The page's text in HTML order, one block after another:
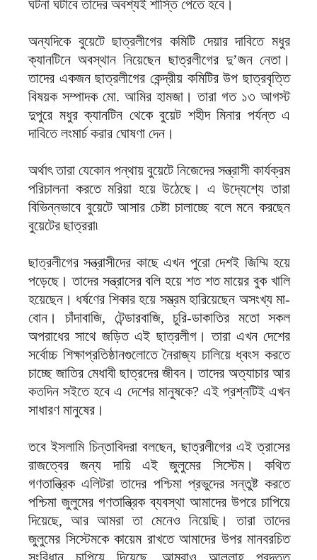
ঘটনা ঘটাবে তাদের অবশ্যই শাস্তি পেতে হবে।
অন্যদিকে বুয়েটে ছাত্রলীগের কমিটি দেয়ার দাবিতে মধুর
ক্যানটিনে অবস্থান নিয়েছেন ছাত্রলীগের দু’জন নেতা।
তাদের একজন ছাত্রলীগের কেন্দ্রীয় কমিটির উপ ছাত্রবৃত্তি
বিষয়ক সম্পাদক মো. আমির হামজা। তারা গত ১৩ আগস্ট
দুপুরে মধুর ক্যানটিন থেকে বুয়েট শহীদ মিনার পর্যন্ত এ
দাবিতে লংমার্চ করার ঘোষণা দেন।
অর্থাৎ তারা যেকোন পন্থায় বুয়েটে নিজেদের সন্ত্রাসী কার্যক্রম
পরিচালনা করতে মরিয়া হয়ে উঠেছে। এ উদ্যেশ্যে তারা
বিভিন্নভাবে বুয়েটে আসার চেষ্টা চালাচ্ছে বলে মনে করছেন
বুয়েটের ছাত্ররা৷
ছাত্রলীগের সন্ত্রাসীদের কাছে এখন পুরো দেশই জিম্মি হয়ে
পড়েছে। তাদের সন্ত্রাসের বলি হয়ে শত শত মায়ের বুক খালি
হয়েছেন। ধর্ষণের শিকার হয়ে সম্ভ্রম হারিয়েছেন অসংখ্য মা-
বোন। চাঁদাবাজি, টেন্ডারবাজি, চুরি-ডাকাতির মতো সকল
অপরাধের সাথে জড়িত এই ছাত্রলীগ। তারা এখন দেশের
সর্বোচ্চ শিক্ষাপ্রতিষ্ঠানগুলোতে নৈরাজ্য চালিয়ে ধ্বংস করতে
চাচ্ছে জাতির মেধাবী ছাত্রদের জীবন। তাদের অত্যাচার আর
কতদিন সইতে হবে এ দেশের মানুষকে? এই প্রশ্নটিই এখন
সাধারণ মানুষের।
তবে ইসলামি চিন্তাবিদরা বলছেন, ছাত্রলীগের এই ত্রাসের
রাজত্বের জন্য দায়ি এই জুলুমের সিস্টেম। কথিত
গণতান্ত্রিক এলিটরা তাদের পশ্চিমা প্রভুদের সন্তুষ্ট করতে
পশ্চিমা জুলুমের গণতান্ত্রিক ব্যবস্থা আমাদের উপরে চাপিয়ে
দিয়েছে, আর আমরা তা মেনেও নিয়েছি। তারা তাদের
জুলুমের সিস্টেমকে কায়েম রাখতে আমাদের উপর মানবরচিত